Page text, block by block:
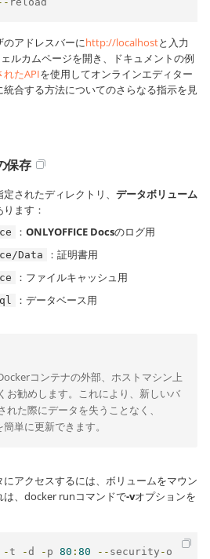
アドレスバーにhttp://localhostと入力
ルカムページを開き、ドキュメントの例
れたAPIを使用してオンラインエディター
合する方法についてのさらなる指示を見
保存
されたディレクトリ、 データボリューム
ます：
： ONLYOFFICE Docsのログ用
Data ：証明書用
：ファイルキャッシュ用
：データベース用
コンテナの外部、ホストマシン上
お勧めします。これにより、新しいバ
れた際にデータを失うことなく、
簡単に更新できます。
アクセスするには、ボリュームをマウン
は、docker runコマンドで-vオプションを
-t -d - p 80 : 80 -- security - o